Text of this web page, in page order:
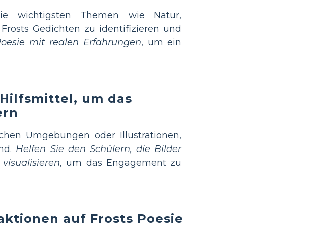
wichtigsten Themen wie Natur,
Gedichten zu identifizieren und
mit realen Erfahrungen, um ein
um das
Umgebungen oder Illustrationen,
Helfen Sie den Schülern, die Bilder
, um das Engagement zu
auf Frosts Poesie